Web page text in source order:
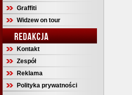
Graffiti
Widzew on tour
REDAKCJA
Kontakt
Zespół
Reklama
Polityka prywatności